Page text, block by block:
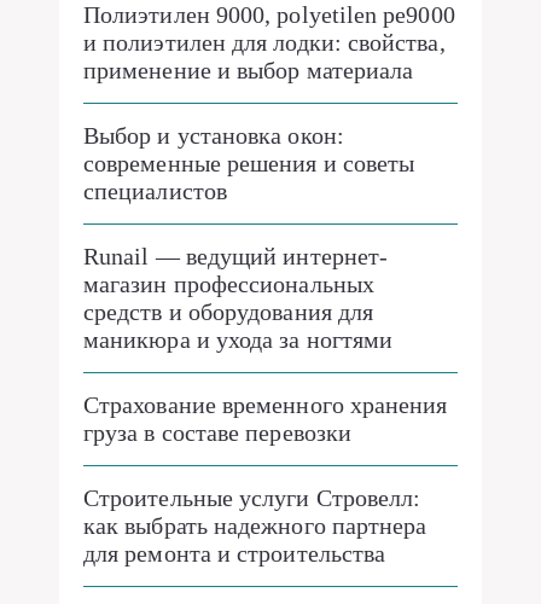
Полиэтилен 9000, polyetilen pe9000
и полиэтилен для лодки: свойства,
применение и выбор материала
Выбор и установка окон:
современные решения и советы
специалистов
Runail — ведущий интернет-
магазин профессиональных
средств и оборудования для
маникюра и ухода за ногтями
Страхование временного хранения
груза в составе перевозки
Строительные услуги Стровелл:
как выбрать надежного партнера
для ремонта и строительства